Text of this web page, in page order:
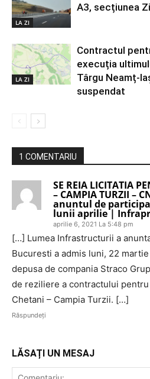
LA ZI
A3, secțiunea
LA ZI
Contractul
execuția
Târgu Neamț-
suspendat
1 COMENTARIU
SE REIA LICITATIA
– CAMPIA TURZII –
anuntul de
lunii aprilie |
aprilie 6, 2021 La 5:48 pm
[…] Lumea Infrastructurii a
Bucuresti a admis luni, 22
depusa de compania Straco
de reziliere a contractului
Chetani – Campia Turzii. […]
Răspundeți
LĂSAȚI UN MESAJ